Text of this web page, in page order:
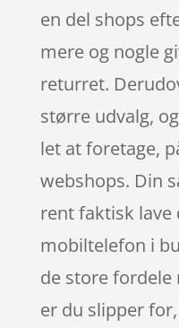
en del shops
mere og nogle
returret.
større udvalg,
let at foretage,
webshops. Din
rent faktisk lave
mobiltelefon i
de store fordele
er du slipper